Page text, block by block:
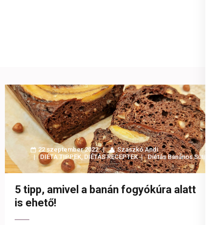
22 szeptember 2022
Szaszkó Andi
DIÉTA TIPPEK, DIÉTÁS RECEPTEK Diétás Banános Süti
5 tipp, amivel a banán fogyókúra alatt
is ehető!